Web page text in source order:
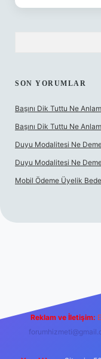
SON YORUMLAR
Başını Dik Tuttu Ne
Başını Dik Tuttu Ne
Duyu Modalitesi Ne
Duyu Modalitesi Ne
Mobil Ödeme Üyelik
Reklam ve İletişim: